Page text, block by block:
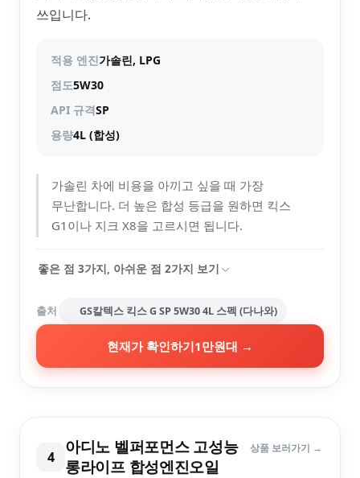
쓰입니다.
적용 엔진가솔린, LPG
점도5W30
API 규격SP
용량4L (합성)
가솔린 차에 비용을 아끼고 싶을 때 가장
무난합니다. 더 높은 합성 등급을 원하면 킥스
G1이나 지크 X8을 고르시면 됩니다.
좋은 점 3가지, 아쉬운 점 2가지 보기
출처 GS칼텍스 킥스 G SP 5W30 4L 스펙 (다나와)
현재가 확인하기1만원대 →
4
아디노 벨퍼포먼스 고성능
롱라이프 합성엔진오일
상품 보러가기 →